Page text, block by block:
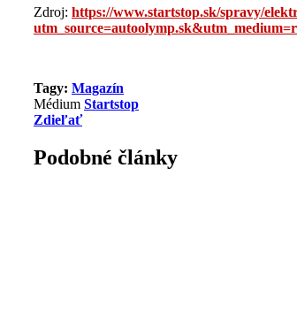
Zdroj: https://www.startstop.sk/spravy/
Tagy: Magazín
Médium Startstop
Zdieľať
Podobné články